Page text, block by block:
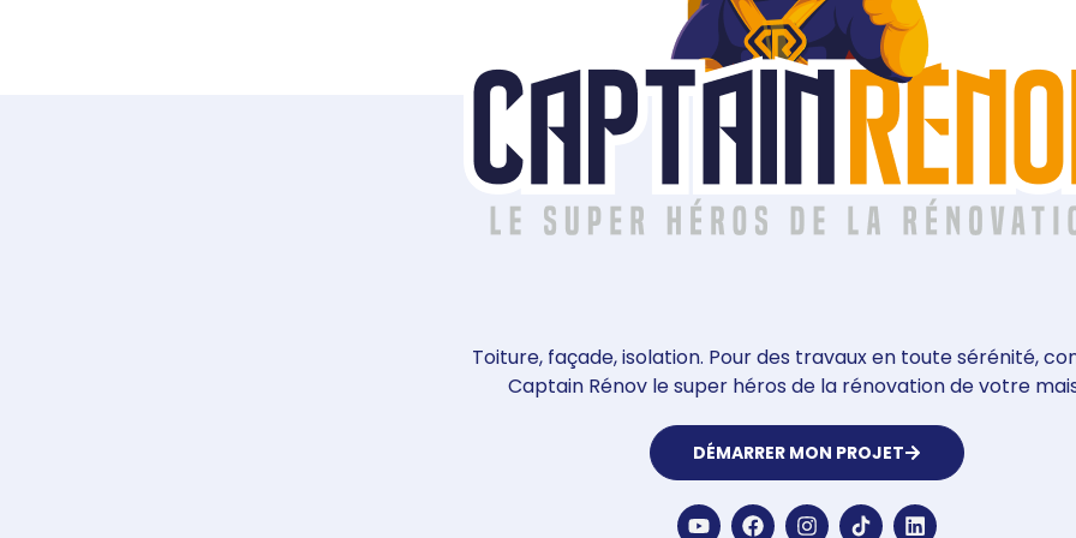
Toiture, façade, isolation. Pour des travaux en toute sérénité,
Captain Rénov le super héros de la rénovation de votre
DÉMARRER MON PROJET